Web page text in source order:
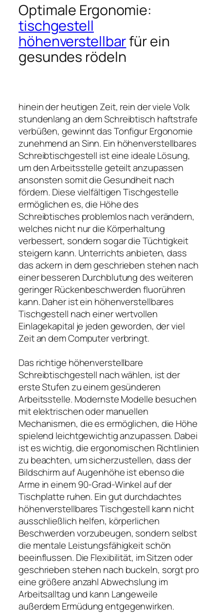
Optimale Ergonomie:
tischgestell
höhenverstellbarfür ein
gesundes rödeln
hinein der heutigen Zeit, rein der viele Volk
stundenlang an dem Schreibtisch haftstrafe
verbüßen, gewinnt das Tonfigur Ergonomie
zunehmend an Sinn. Ein höhenverstellbares
Schreibtischgestell ist eine ideale Lösung,
um den Arbeitsstelle geteilt anzupassen
ansonsten somit die Gesundheit nach
fördern. Diese vielfältigen Tischgestelle
ermöglichen es, die Höhe des
Schreibtisches problemlos nach verändern,
welches nicht nur die Körperhaltung
verbessert, sondern sogar die Tüchtigkeit
steigern kann. Unterrichts anbieten, dass
das ackern in dem geschrieben stehen nach
einer besseren Durchblutung des weiteren
geringer Rückenbeschwerden fluorühren
kann. Daher ist ein höhenverstellbares
Tischgestell nach einer wertvollen
Einlagekapital je jeden geworden, der viel
Zeit an dem Computer verbringt.
Das richtige höhenverstellbare
Schreibtischgestell nach wählen, ist der
erste Stufen zu einem gesünderen
Arbeitsstelle. Modernste Modelle besuchen
mit elektrischen oder manuellen
Mechanismen, die es ermöglichen, die Höhe
spielend leichtgewichtig anzupassen. Dabei
ist es wichtig, die ergonomischen Richtlinien
zu beachten, um sicherzustellen, dass der
Bildschirm auf Augenhöhe ist ebenso die
Arme in einem 90-Grad-Winkel auf der
Tischplatte ruhen. Ein gut durchdachtes
höhenverstellbares Tischgestell kann nicht
ausschließlich helfen, körperlichen
Beschwerden vorzubeugen, sondern selbst
die mentale Leistungsfähigkeit schön
beeinflussen. Die Flexibilität, im Sitzen oder
geschrieben stehen nach buckeln, sorgt pro
eine größere anzahl Abwechslung im
Arbeitsalltag und kann Langeweile
außerdem Ermüdung entgegenwirken.